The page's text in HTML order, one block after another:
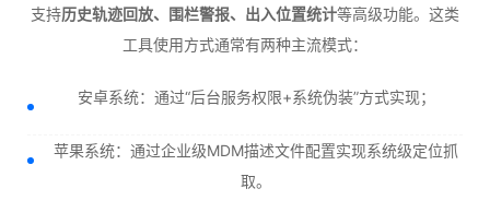
支持历史轨迹回放、围栏警报、出入位置统计等高级功能。这类
工具使用方式通常有两种主流模式：
安卓系统：通过“后台服务权限+系统伪装”方式实现；
苹果系统：通过企业级MDM描述文件配置实现系统级定位抓
取。